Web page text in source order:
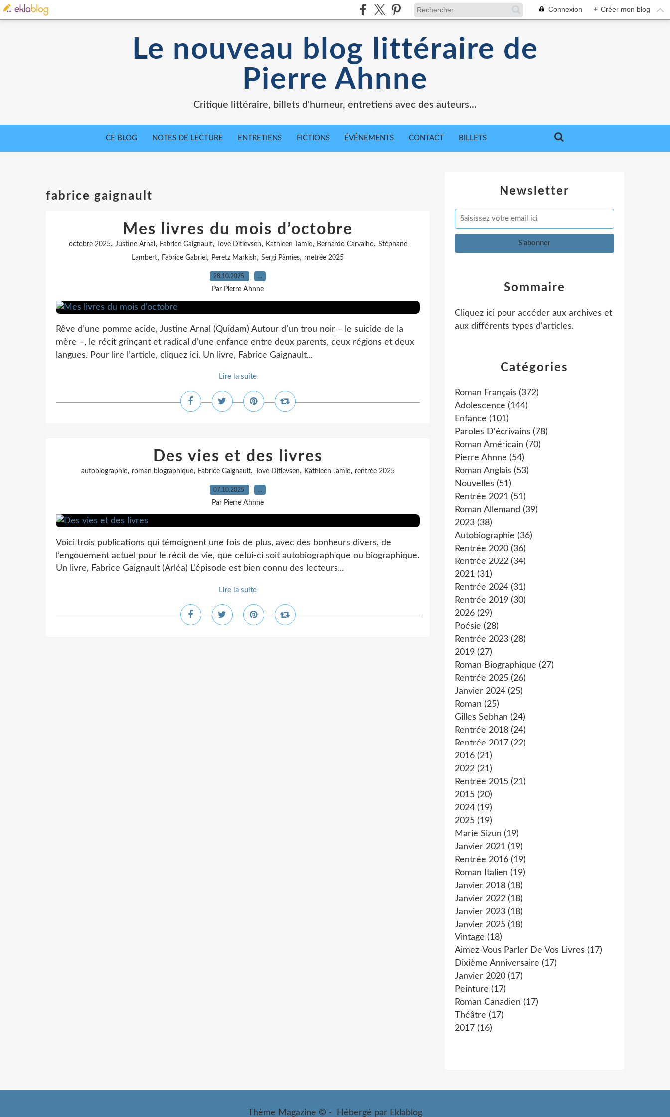
Connexion + Créer mon blog
Le nouveau blog littéraire de
Pierre Ahnne
Critique littéraire, billets d'humeur, entretiens avec des auteurs...
CE BLOG NOTES DE LECTURE ENTRETIENS FICTIONS ÉVÉNEMENTS CONTACT BILLETS
fabrice gaignault
Mes livres du mois d’octobre
octobre 2025, Justine Arnal , Fabrice Gaignault, Tove Ditlevsen, Kathleen Jamie, Bernardo Carvalho, Stéphane
Lambert, Fabrice Gabriel , Peretz Markish, Sergi Pàmies, rnetrée 2025
28.10.2025 …
Par Pierre Ahnne
Rêve d’une pomme acide, Justine Arnal (Quidam) Autour d’un trou noir – le suicide de la
mère –, le récit grinçant et radical d’une enfance entre deux parents, deux régions et deux
langues. Pour lire l’article, cliquez ici. Un livre, Fabrice Gaignault...
Lire la suite
Des vies et des livres
autobiographie, roman biographique, Fabrice Gaignault, Tove Ditlevsen, Kathleen Jamie, rentrée 2025
07.10.2025 …
Par Pierre Ahnne
Voici trois publications qui témoignent une fois de plus, avec des bonheurs divers, de
l’engouement actuel pour le récit de vie, que celui-ci soit autobiographique ou biographique.
Un livre, Fabrice Gaignault (Arléa) L’épisode est bien connu des lecteurs...
Lire la suite
Newsletter
Catégories
Roman Français (372)
Adolescence (144)
Enfance (101)
Paroles D'écrivains (78)
Roman Américain (70)
Pierre Ahnne (54)
Roman Anglais (53)
Nouvelles (51)
Rentrée 2021 (51)
Roman Allemand (39)
2023 (38)
Autobiographie (36)
Rentrée 2020 (36)
Rentrée 2022 (34)
2021 (31)
Rentrée 2024 (31)
Rentrée 2019 (30)
2026 (29)
Poésie (28)
Rentrée 2023 (28)
2019 (27)
Roman Biographique (27)
Rentrée 2025 (26)
Janvier 2024 (25)
Roman (25)
Gilles Sebhan (24)
Rentrée 2018 (24)
Rentrée 2017 (22)
2016 (21)
2022 (21)
Rentrée 2015 (21)
2015 (20)
2024 (19)
2025 (19)
Marie Sizun (19)
Janvier 2021 (19)
Rentrée 2016 (19)
Roman Italien (19)
Janvier 2018 (18)
Janvier 2022 (18)
Janvier 2023 (18)
Janvier 2025 (18)
Vintage (18)
Aimez-Vous Parler De Vos Livres (17)
Dixième Anniversaire (17)
Janvier 2020 (17)
Peinture (17)
Roman Canadien (17)
Théâtre (17)
2017 (16)
Sommaire
Cliquez ici pour accéder aux archives et
aux différents types d'articles.
Thème Magazine © - Hébergé par Eklablog